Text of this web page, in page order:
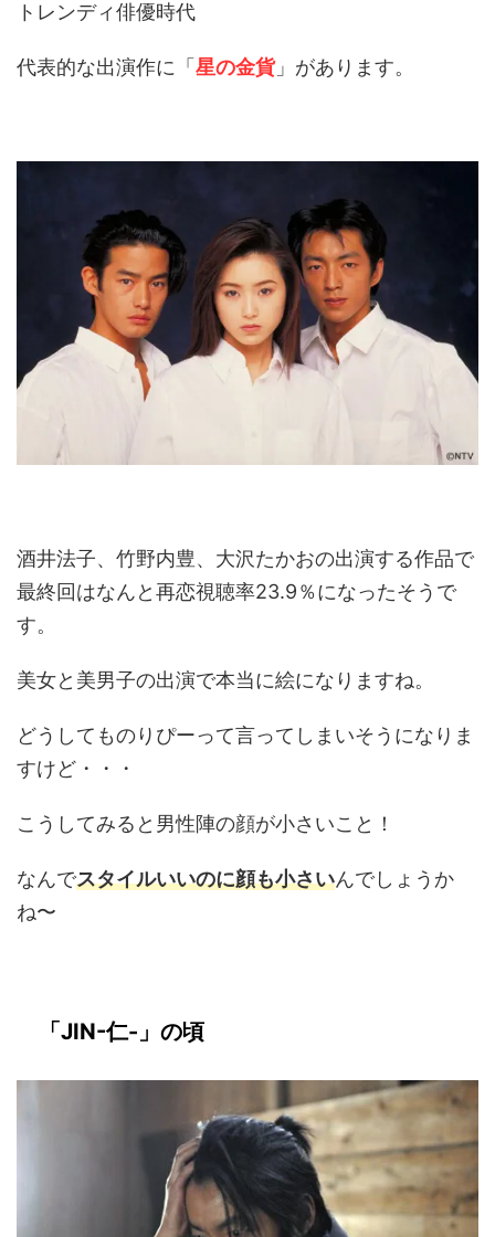
トレンディ俳優時代
代表的な出演作に「 星の金貨」があります。
酒井法子、竹野内豊、大沢たかおの出演する作品で
最終回はなんと再恋視聴率23.9％になったそうで
す。
美女と美男子の出演で本当に絵になりますね。
どうしてものりぴーって言ってしまいそうになりま
すけど・・・
こうしてみると男性陣の顔が小さいこと！
なんでスタイルいいのに顔も小さいんでしょうか
ね〜
「JIN-仁-」の頃